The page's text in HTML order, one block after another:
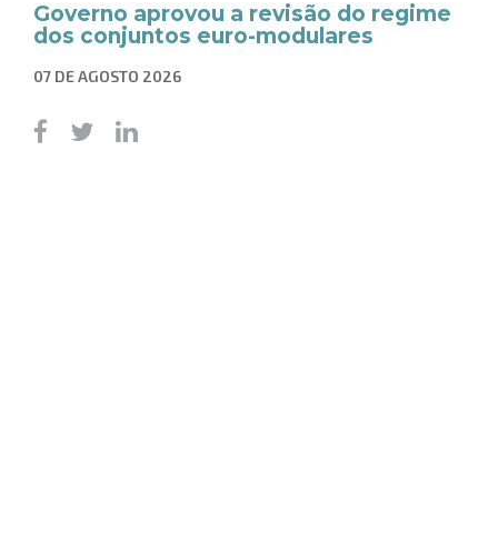
Governo aprovou a revisão do regime
dos conjuntos euro-modulares
07 DE AGOSTO 2026